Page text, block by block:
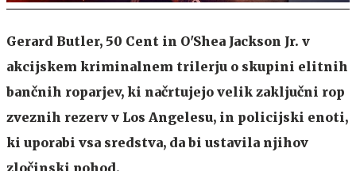
Gerard Butler, 50 Cent in O'Shea Jackson Jr. v
akcijskem kriminalnem trilerju o skupini elitnih
bančnih roparjev, ki načrtujejo velik zaključni rop
zveznih rezerv v Los Angelesu, in policijski enoti,
ki uporabi vsa sredstva, da bi ustavila njihov
zločinski pohod.